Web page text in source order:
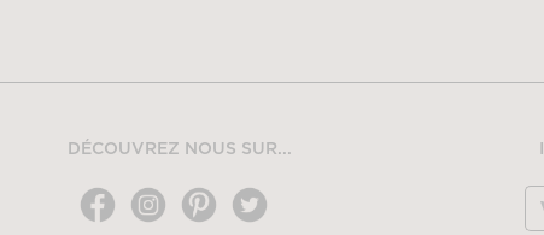
DÉCOUVREZ NOUS SUR...